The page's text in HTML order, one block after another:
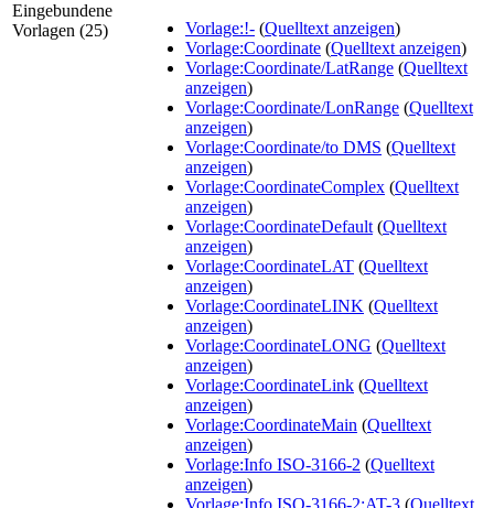
Eingebundene
Vorlagen (25)
Vorlage:!- (Quelltext anzeigen)
Vorlage:Coordinate (Quelltext anzeigen)
Vorlage:Coordinate/LatRange (Quelltext
anzeigen)
Vorlage:Coordinate/LonRange (Quelltext
anzeigen)
Vorlage:Coordinate/to DMS (Quelltext
anzeigen)
Vorlage:CoordinateComplex (Quelltext
anzeigen)
Vorlage:CoordinateDefault (Quelltext
anzeigen)
Vorlage:CoordinateLAT (Quelltext
anzeigen)
Vorlage:CoordinateLINK (Quelltext
anzeigen)
Vorlage:CoordinateLONG (Quelltext
anzeigen)
Vorlage:CoordinateLink (Quelltext
anzeigen)
Vorlage:CoordinateMain (Quelltext
anzeigen)
Vorlage:Info ISO-3166-2 (Quelltext
anzeigen)